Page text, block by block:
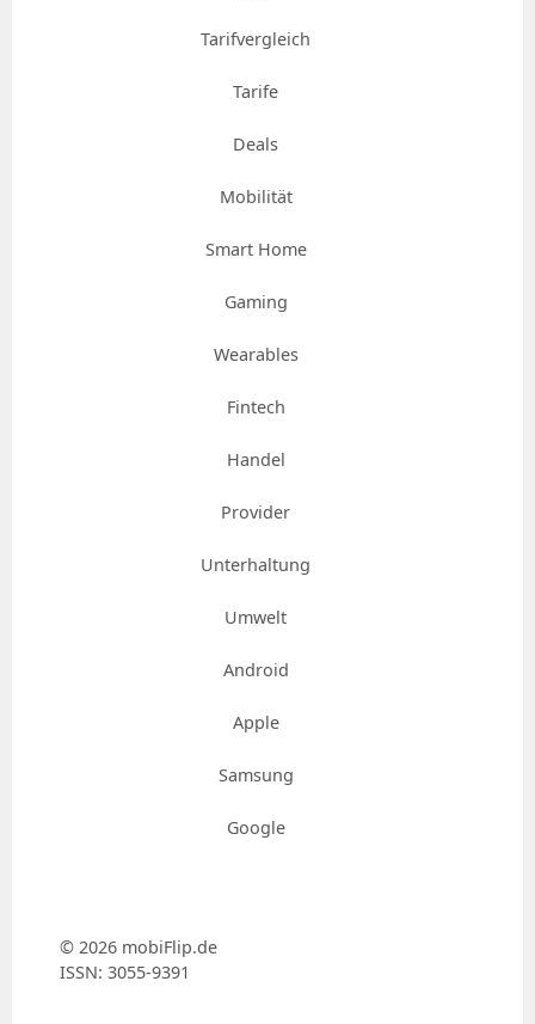
Tarifvergleich
Tarife
Deals
Mobilität
Smart Home
Gaming
Wearables
Fintech
Handel
Provider
Unterhaltung
Umwelt
Android
Apple
Samsung
Google
© 2026 mobiFlip.de
ISSN: 3055-9391